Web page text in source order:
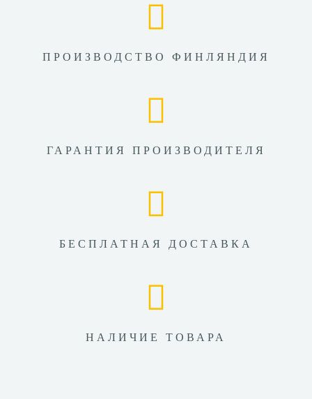
ПРОИЗВОДСТВО ФИНЛЯНДИЯ
ГАРАНТИЯ ПРОИЗВОДИТЕЛЯ
БЕСПЛАТНАЯ ДОСТАВКА
НАЛИЧИЕ ТОВАРА